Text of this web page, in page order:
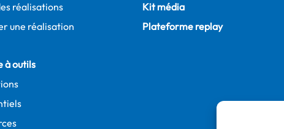
réalisations
une réalisation
à outils
Kit média
Plateforme replay